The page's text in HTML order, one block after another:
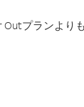
プランより